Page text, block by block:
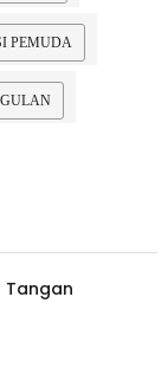
PEMUDA
Tangan